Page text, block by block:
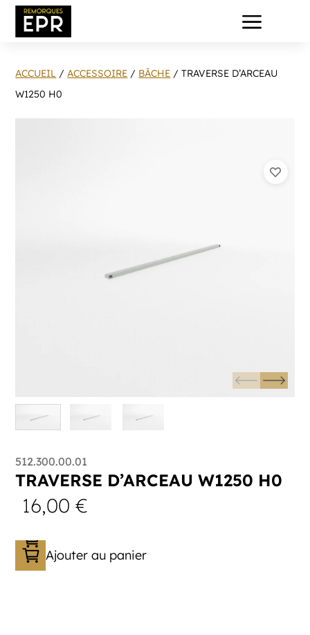
a
ACCUEIL /ACCESSOIRE / BÂCHE / TRAVERSE D’ARCEAU
W1250 H0
512.300.00.01
TRAVERSE D’ARCEAU W1250 H0
16,00€
Ajouter au panier